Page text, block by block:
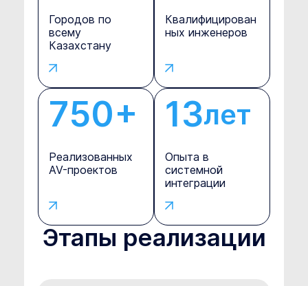
Городов по
всему
Казахстану
Квалифицирован
ных инженеров
750+
Реализованных
AV-проектов
13лет
Опыта в
системной
интеграции
Этапы реализации